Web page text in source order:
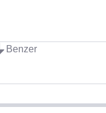
Benzer